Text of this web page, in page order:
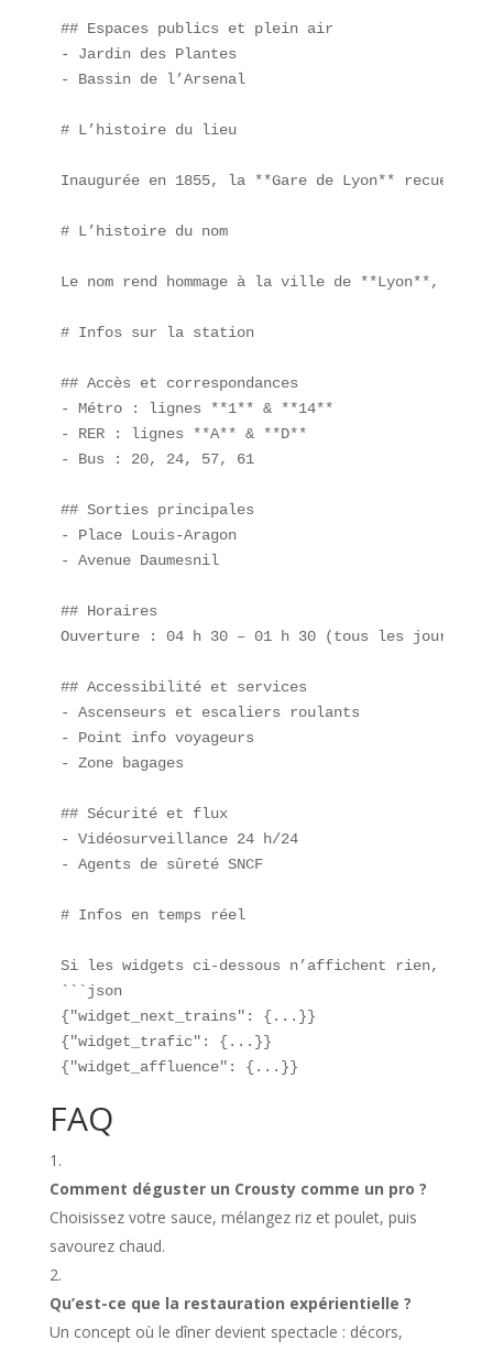
## Espaces publics et plein air
- Jardin des Plantes
- Bassin de l’Arsenal
# L’histoire du lieu
Inaugurée en 1855, la **Gare de Lyon**
# L’histoire du nom
Le nom rend hommage à la ville de **Lyon**,
# Infos sur la station
## Accès et correspondances
- Métro : lignes **1** & **14**
- RER : lignes **A** & **D**
- Bus : 20, 24, 57, 61
## Sorties principales
- Place Louis-Aragon
- Avenue Daumesnil
## Horaires
Ouverture : 04 h 30 – 01 h 30 (tous les jours)
## Accessibilité et services
- Ascenseurs et escaliers roulants
- Point info voyageurs
- Zone bagages
## Sécurité et flux
- Vidéosurveillance 24 h/24
- Agents de sûreté SNCF
# Infos en temps réel
Si les widgets ci-dessous n’affichent rien,
```json
{"widget_next_trains": {...}}
{"widget_trafic": {...}}
{"widget_affluence": {...}}
FAQ
Comment déguster un Crousty comme un pro ?
Choisissez votre sauce, mélangez riz et poulet, puis
savourez chaud.
Qu’est-ce que la restauration expérientielle ?
Un concept où le dîner devient spectacle : décors,